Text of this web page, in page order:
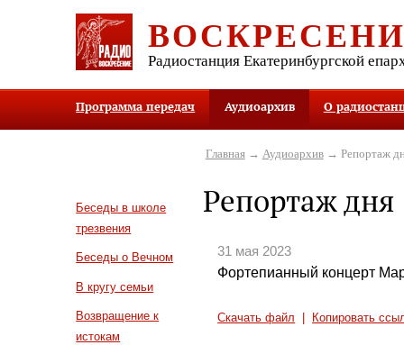
Радиостанция Екатеринбургской
Программа передач Аудиоархив О
Беседы в школе
трезвения
Беседы о Вечном
В кругу семьи
Возвращение к
истокам
Главная→ Аудиоархив→ Репортаж
Репортаж дня
31 мая 2023
Фортепианный концерт
Скачать файл Копировать